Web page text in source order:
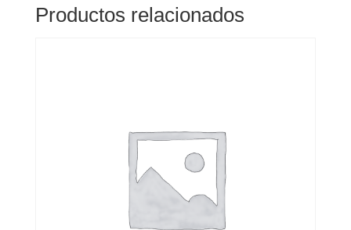
Productos relacionados